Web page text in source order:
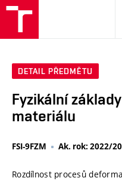
DETAIL PŘEDMĚTU
Fyzikální
materiálu
FSI-9FZM Ak. rok: 2022/
Rozdílnost procesů